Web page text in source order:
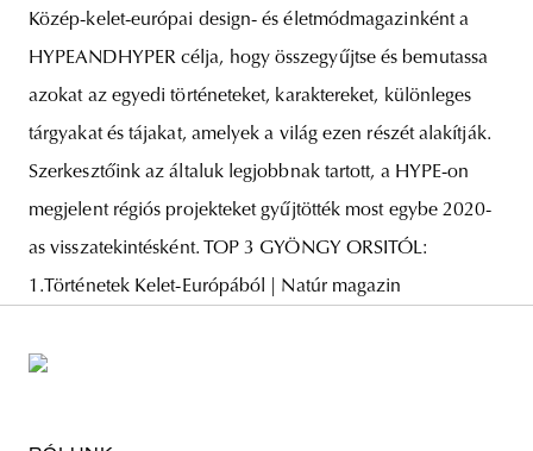
Közép-kelet-európai design- és életmódmagazinként a
HYPEANDHYPER célja, hogy összegyűjtse és bemutassa
azokat az egyedi történeteket, karaktereket, különleges
tárgyakat és tájakat, amelyek a világ ezen részét alakítják.
Szerkesztőink az általuk legjobbnak tartott, a HYPE-on
megjelent régiós projekteket gyűjtötték most egybe 2020-
as visszatekintésként. TOP 3 GYÖNGY ORSITÓL:
1.Történetek Kelet-Európából | Natúr magazin